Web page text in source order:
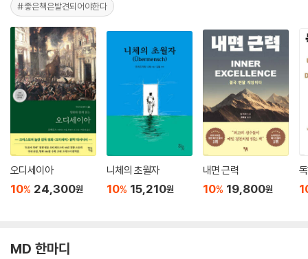
#좋은책은발견되어야한다
오디세이아
10% 24,300원
니체의 초월자
10% 15,210원
내면 근력
10% 19,800원
MD 한마디